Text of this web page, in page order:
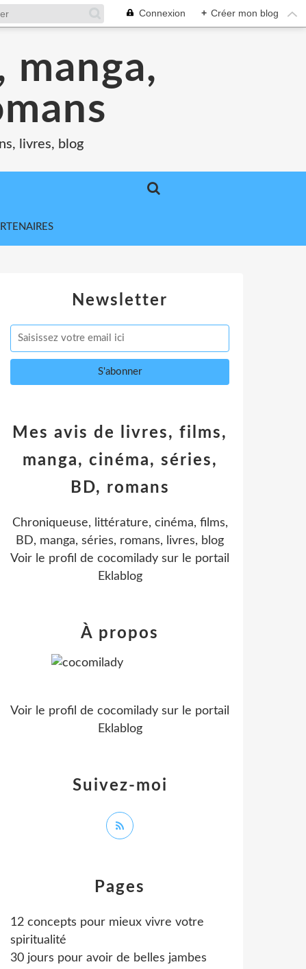
Connexion + Créer mon blog
manga,
livres, blog
Newsletter
Pages
12 concepts pour mieux vivre votre
spiritualité
30 jours pour avoir de belles jambes
Mes avis de livres, films,
manga, cinéma, séries,
BD, romans
Chroniqueuse, littérature, cinéma, films,
BD, manga, séries, romans, livres, blog
Voir le profil de cocomilady sur le portail
Eklablog
Suivez-moi
À propos
Voir le profil de cocomilady sur le portail
Eklablog